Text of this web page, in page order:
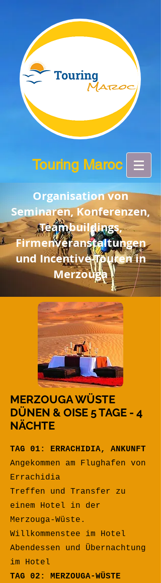
Touring Maroc
Organisation von
Seminaren, Konferenzen,
Teambuildings,
Firmenveranstaltungen
und Incentive-Touren in
Merzouga
MERZOUGA WÜSTE
DÜNEN & OISE 5 TAGE - 4
NÄCHTE
TAG 01: ERRACHIDIA, ANKUNFT
Angekommen am Flughafen von
Errachidia
Treffen und Transfer zu
einem Hotel in der
Merzouga-Wüste.
Willkommenstee im Hotel
Abendessen und Übernachtung
im Hotel
TAG 02: MERZOUGA-WÜSTE